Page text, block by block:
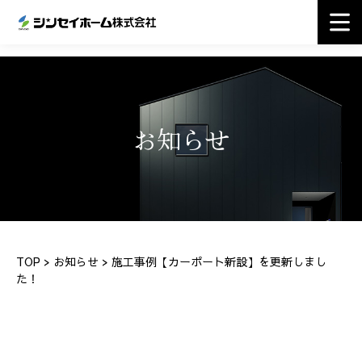
お知らせ
TOP > お知らせ > 施工事例【カーポート新設】を更新しまし
た！